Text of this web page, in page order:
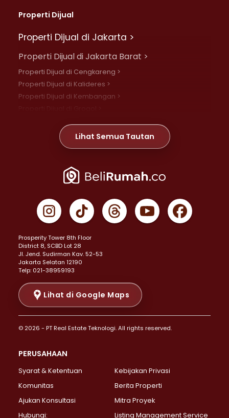
Properti Dijual
Properti Dijual di Jakarta >
Properti Dijual di Jakarta Barat >
Properti Dijual di Cengkareng >
Properti Dijual di Kalideres >
Properti Dijual di Kembangan >
Properti Dijual di Meruya >
Properti Dijual di Jelambar >
Properti Dijual di Jakarta Pusat >
Properti Dijual di Gambir >
Properti Dijual di Johar Baru >
Properti Dijual di Menteng >
Properti Dijual di Senen >
Properti Dijual di Tanah Abang >
Properti Dijual di Cikini >
Properti Dijual di Kramat >
Properti Dijual di Pasar Baru >
Properti Dijual di Bendungan Hilir >
Properti Dijual di Jakarta Selatan >
Properti Dijual di Lebak Bulus >
Properti Dijual di Gandaria Selatan >
Properti Dijual di Pondok Labu >
Lihat Semua Tautan
Prosperity Tower 8th Floor
District 8, SCBD Lot 28
JI. Jend. Sudirman Kav. 52-53
Jakarta Selatan 12190
Telp: 021-38959193
Lihat di Google Maps
© 2026 - PT Real Estate Teknologi. All rights reserved.
PERUSAHAAN
Syarat & Ketentuan
Kebijakan Privasi
Komunitas
Berita Properti
Ajukan Konsultasi
Mitra Proyek
Hubungi:
Listing Management Service